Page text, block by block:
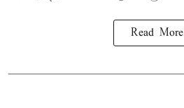
Read More